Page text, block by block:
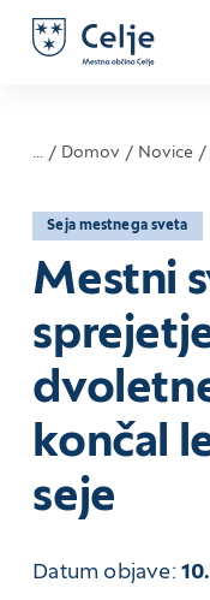
... Domov Novice
Seja mestnega sveta
Mestni
končal
seje
Datum objave: